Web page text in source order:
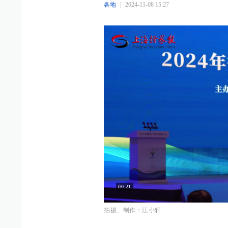
各地 2024-11-08 15:27
00:21
拍摄、制作：江小轩